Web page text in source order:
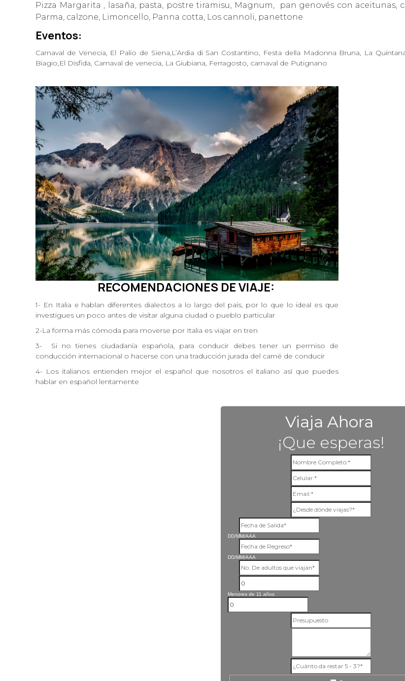
Pizza Margarita , lasaña, pasta, postre tiramisu, Magnum, pan genovés con aceitunas,
Parma, calzone, Limoncello, Panna cotta, Los cannoli, panettone
Eventos:
Carnaval de Venecia, El Palio de Siena,L’Ardia di San Costantino, Festa della Madonna Bruna, La
Biagio,El Disfida, Carnaval de venecia, La Giubiana, Ferragosto, carnaval de Putignano
RECOMENDACIONES DEVIAJE:
1- En Italia e hablan diferentes dialectos a lo largo del país, por lo que lo ideal es que
investigues un poco antes de visitar alguna ciudad o pueblo particular
2-La forma más cómoda para moverse por Italia es viajar en tren
3- Si no tienes ciudadanía española, para conducir debes tener un permiso de
conducción internacional o hacerse con una traducción jurada del carné de conducir
4- Los italianos entienden mejor el español que nosotros el italiano así que puedes
hablar en español lentamente
Viaja Ahora
¡Que esperas!
DD/MM/AAA
DD/MM/AAA
Menores de 11 años